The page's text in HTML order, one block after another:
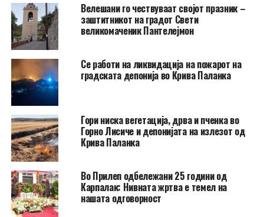
Велешани го чествуваат својот празник –
заштитникот на градот Свети
великомаченик Пантелејмон
Се работи на ликвидација на пожарот на
градската депонија во Крива Паланка
Гори ниска вегетација, дрва и пченка во
Горно Лисиче и депонијата на излезот од
Крива Паланка
Во Прилеп одбележани 25 години од
Карпалак: Нивната жртва е темел на
нашата одговорност